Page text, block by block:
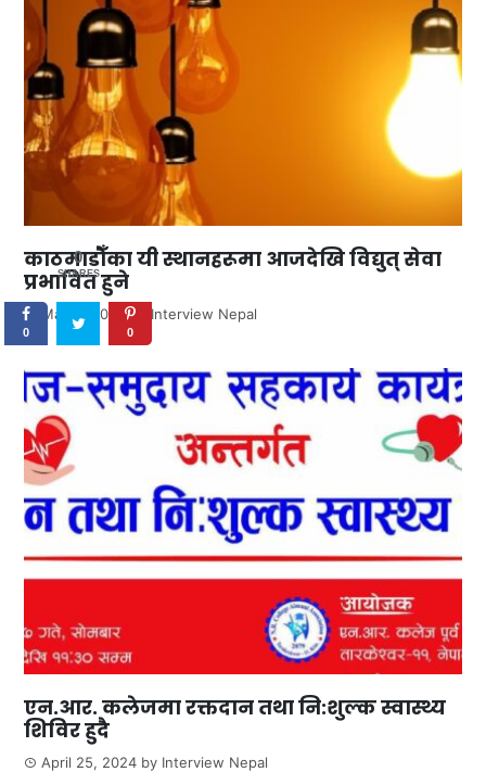
काठमाडौँका यी स्थानहरूमा आजदेखि विद्युत् सेवा
प्रभावित हुने
May 5, 2024by Interview Nepal
एन.आर. कलेजमा रक्तदान तथा नि:शुल्क स्वास्थ्य
शिविर हुदै
April 25, 2024 by Interview Nepal
0
SHARES
0 0